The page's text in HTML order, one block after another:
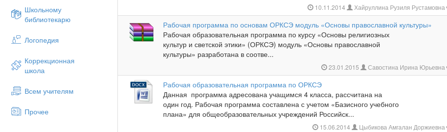
Школьному
библиотекарю
Логопедия
Коррекционная
школа
Всем учителям
Прочее
10.11.2014 Хайруллина Рузиля Рустамовна
Рабочая программа по основам ОРКСЭ модуль «Основы православной культуры»
Рабочая образовательная программа по курсу «Основы религиозных
культур и светской этики» (ОРКСЭ) модуль «Основы православной
культуры» разработана в соотве...
23.01.2015 Савостина Ирина Юрьевна
Рабочая образовательная программа по ОРКСЭ
Данная программа адресована учащимся 4 класса, рассчитана на
один год. Рабочая программа составлена с учетом «Базисного учебного
плана» для общеобразовательных учреждений Российск...
15.06.2014 Цыбикова Амгалан Доржиевна